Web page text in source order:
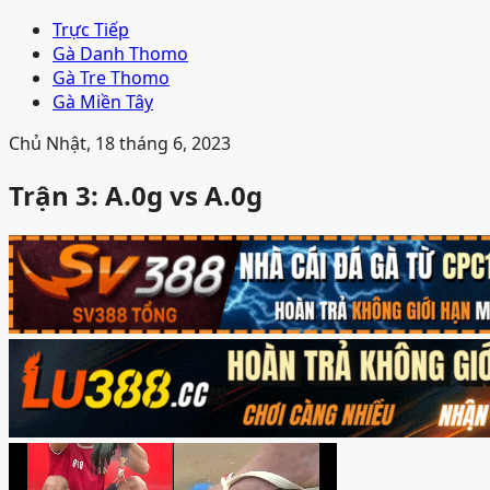
Trực Tiếp
Gà Danh Thomo
Gà Tre Thomo
Gà Miền Tây
Chủ Nhật, 18 tháng 6, 2023
Trận 3: A.0g vs A.0g